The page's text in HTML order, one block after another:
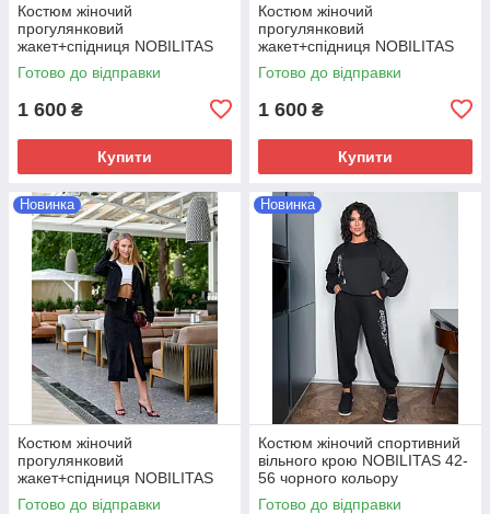
Костюм жіночий
прогулянковий
жакет+спiдниця NOBILITAS
42-52 коричневого кольору
Готово до відправки
1 600 ₴
Купити
Костюм жіночий
прогулянковий
жакет+спiдниця NOBILITAS
42-52 графiтового кольору
Готово до відправки
1 600 ₴
Купити
Новинка
Костюм жіночий
прогулянковий
жакет+спiдниця NOBILITAS
42-52 чорного кольору
Готово до відправки
Новинка
Костюм жіночий спортивний
вiльного крою NOBILITAS 42-
56 чорного кольору
Готово до відправки